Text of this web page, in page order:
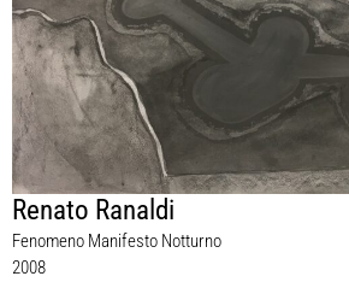
Renato Ranaldi
Fenomeno Manifesto Notturno
2008